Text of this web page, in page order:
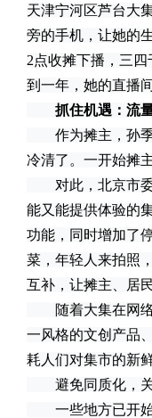
天津宁河区芦台大
旁的手机，让她的
2点收摊下播，三四
到一年，她的直播
抓住机遇：流量
作为摊主，孙季
冷清了。一开始摊
对此，北京市委
能又能提供体验的
功能，同时增加了
菜，年轻人来拍照
互补，让摊主、居
随着大集在网络
一风格的文创产品
耗人们对集市的新
避免同质化，关
一些地方已开始